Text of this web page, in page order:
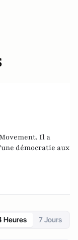
Il a
démocratie aux
Heures 7 Jours